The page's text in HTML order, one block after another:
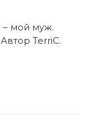
мой муж.
TerriC.